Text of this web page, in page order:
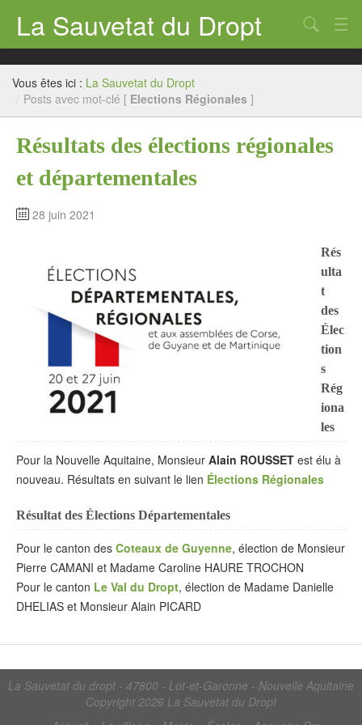
La Sauvetat du Dropt
Accueil
Mairie
Agenda 2026
Chercher
Vous êtes ici : La Sauvetat du Dropt
/ Posts avec mot-clé [ Elections Régionales ]
Résultats des élections régionales
et départementales
28 juin 2021
Rés
ulta
t
des
Élec
tion
s
Rég
iona
les
Pour la Nouvelle Aquitaine, Monsieur Alain ROUSSET est élu à
nouveau. Résultats en suivant le lien Élections Régionales
Résultat des Élections Départementales
Pour le canton des Coteaux de Guyenne, élection de Monsieur
Pierre CAMANI et Madame Caroline HAURE TROCHON
Pour le canton Le Val du Dropt, élection de Madame Danielle
DHELIAS et Monsieur Alain PICARD
La Sauvetat du dropt - 47800 - Lot-et-Garonne - Nouvelle Aquitaine
Copyright 2026 La Sauvetat du Dropt